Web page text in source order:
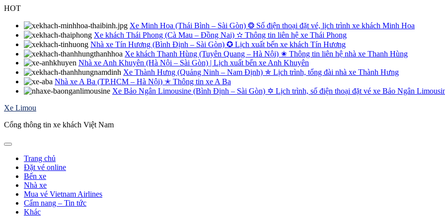
Skip
content
HOT
Xe Minh Hoa (Thái Bình – Sài Gòn) ❂ Số điện thoại đặt vé, lịch trình xe khách Minh Hoa
Xe khách Thái Phong (Cà Mau – Đồng Nai) ✫ Thông tin liên hệ xe Thái Phong
Nhà xe Tín Hương (Bình Định – Sài Gòn) ✪ Lịch xuất bến xe khách Tín Hương
Xe khách Thanh Hùng (Tuyên Quang – Hà Nội) ✬ Thông tin liên hệ nhà xe Thanh Hùng
Nhà xe Anh Khuyên (Hà Nội – Sài Gòn) | Lịch xuất bến xe Anh Khuyên
Xe Thành Hưng (Quảng Ninh – Nam Định) ✯ Lịch trình, tổng đài nhà xe Thành Hưng
Nhà xe A Ba (TP.HCM – Hà Nội) ✭ Thông tin xe A Ba
Xe Bảo Ngân Limousine (Bình Định – Sài Gòn) ✡ Lịch trình, số điện thoại đặt vé xe Bảo Ngân
Xe Limou
Cổng thông tin xe khách Việt Nam
Trang chủ
Đặt vé online
Bến xe
Nhà xe
Mua vé Vietnam Airlines
Cẩm nang – Tin tức
Khác